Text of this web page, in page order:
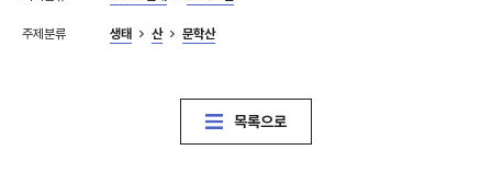
주제분류 생태 산 문학산
목록으로